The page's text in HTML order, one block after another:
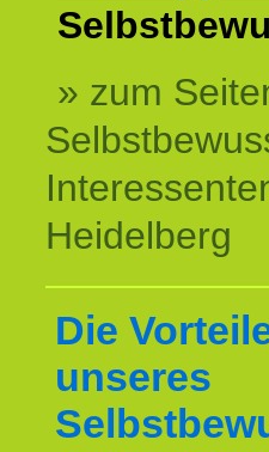
» zum
Heidelberg
Die
unseres